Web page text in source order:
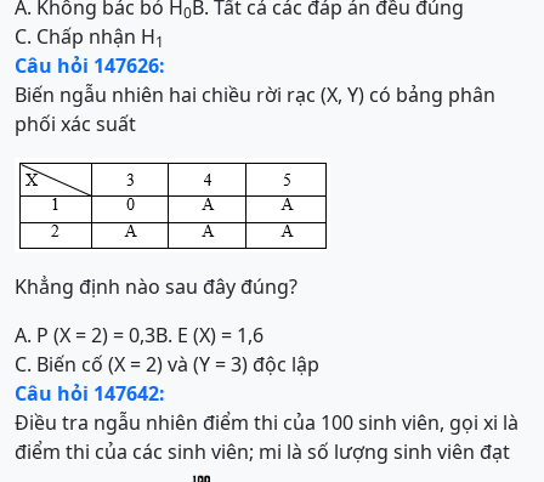
A. Không bác bỏ H0B. Tất cả các đáp án đều đúng
C. Chấp nhận H1
Câu hỏi 147626:
Biến ngẫu nhiên hai chiều rời rạc (X, Y) có bảng phân
phối xác suất
Khẳng định nào sau đây đúng?
A. P (X = 2) = 0,3B. E (X) = 1,6
C. Biến cố (X = 2) và (Y = 3) độc lập
Câu hỏi 147642:
Điều tra ngẫu nhiên điểm thi của 100 sinh viên, gọi xi là
điểm thi của các sinh viên; mi là số lượng sinh viên đạt